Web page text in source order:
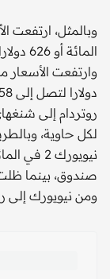
لكل حاوية،
صندوق، بينما
ومن نيويورك إلى